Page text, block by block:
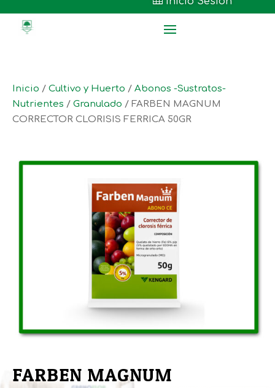
Inicio / Cultivo y Huerto / Abonos -Sustratos-
Nutrientes / Granulado / FARBEN MAGNUM
CORRECTOR CLORISIS FERRICA 50GR
FARBEN MAGNUM